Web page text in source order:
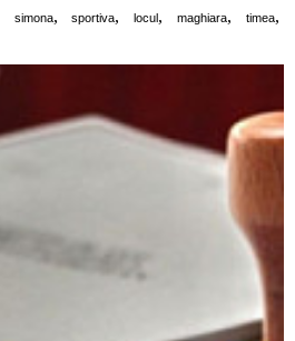
simona, sportiva, locul , maghiara, timea,